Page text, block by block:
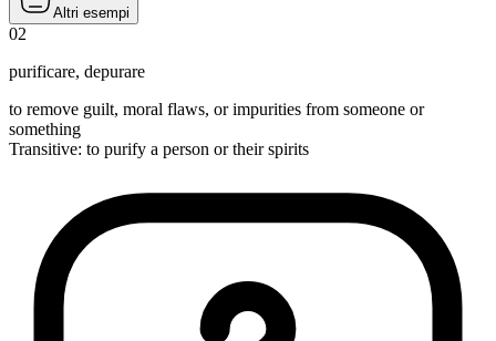
Altri esempi
02
purificare, depurare
to remove guilt, moral flaws, or impurities from someone or
something
Transitive: to purify a person or their spirits